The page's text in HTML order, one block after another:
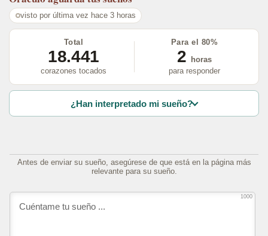
visto por última vez hace 3 horas
Total
18.441
corazones tocados
Para el 80%
2
horas
para responder
¿Han interpretado mi sueño?
Antes de enviar su sueño, asegúrese de que está en la página más
relevante para su sueño.
1000